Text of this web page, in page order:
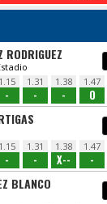
RODRIGUEZ
1.15
-
1.31
-
1.38
-
1.47
O
1.15
-
1.31
-
1.38
X--
1.47
-
BLANCO